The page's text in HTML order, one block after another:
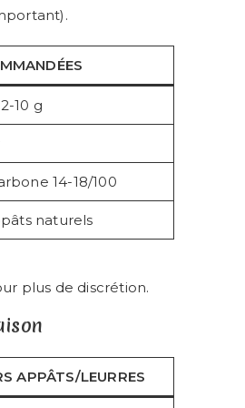
10 g
14-18/100
naturels
plus de discrétion.
APPÂTS/LEURRES